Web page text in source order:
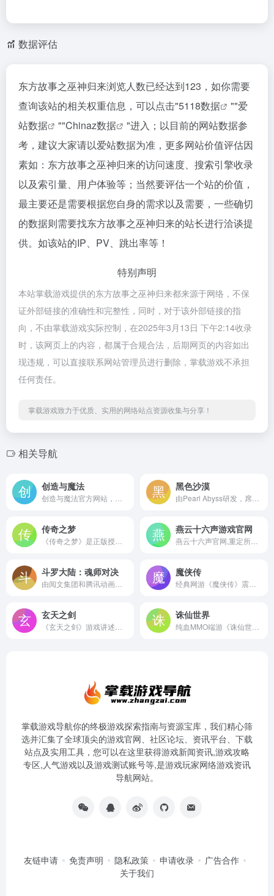
数据评估
东方故事之巫神归来浏览人数已经达到123，如你需要
查询该站的相关权重信息，可以点击"5118数据 ""爱
站数据
""Chinaz数据
"进入；以目前的网站数据参
考，建议大家请以爱站数据为准，更多网站价值评估因
素如：东方故事之巫神归来的访问速度、搜索引擎收录
以及索引量、用户体验等；当然要评估一个站的价值，
最主要还是需要根据您自身的需求以及需要，一些确切
的数据则需要找东方故事之巫神归来的站长进行洽谈提
供。如该站的IP、PV、跳出率等！
特别声明
本站掌载游戏提供的东方故事之巫神归来都来源于网络，不保
证外部链接的准确性和完整性，同时，对于该外部链接的指
向，不由掌载游戏实际控制，在2025年3月13日 下午2:14收录
时，该网页上的内容，都属于合规合法，后期网页的内容如出
现违规，可以直接联系网站管理员进行删除，掌载游戏不承担
任何责任。
掌载游戏致力于优质、实用的网络站点资源收集与分享！
相关导航
创造与魔法 黑色沙漠
传奇之梦 燕云十六声游戏官网
斗罗大陆：魂师对决 魔侠传
玄天之剑 诛仙世界
掌载游戏导航你的终极游戏探索指南与资源宝库，我们精心筛
选并汇集了全球顶尖的游戏官网、社区论坛、资讯平台、下载
站点及实用工具，您可以在这里获得游戏新闻资讯,游戏攻略
专区,人气游戏以及游戏测试账号等,是游戏玩家网络游戏资讯
导航网站。
友链申请 免责声明 隐私政策 申请收录
广告合作
关于我们